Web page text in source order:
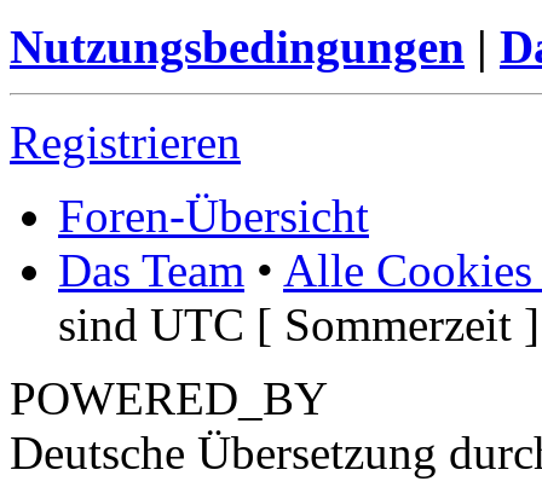
Nutzungsbedingungen |
Registrieren
Foren-Übersicht
Das Team • Alle Cookies
sind UTC [ Sommerzeit ]
POWERED_BY
Deutsche Übersetzung